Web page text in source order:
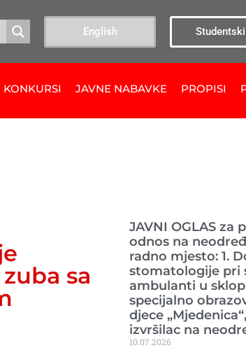
English
KONKURSI JAVNE NABAVKE PROPISI
sa
JAVNI OGLAS za
odnos na
radno mjesto: 1.
stomatologije pri
ambulanti u
specijalno
djece
izvršilac na
10.07.2026